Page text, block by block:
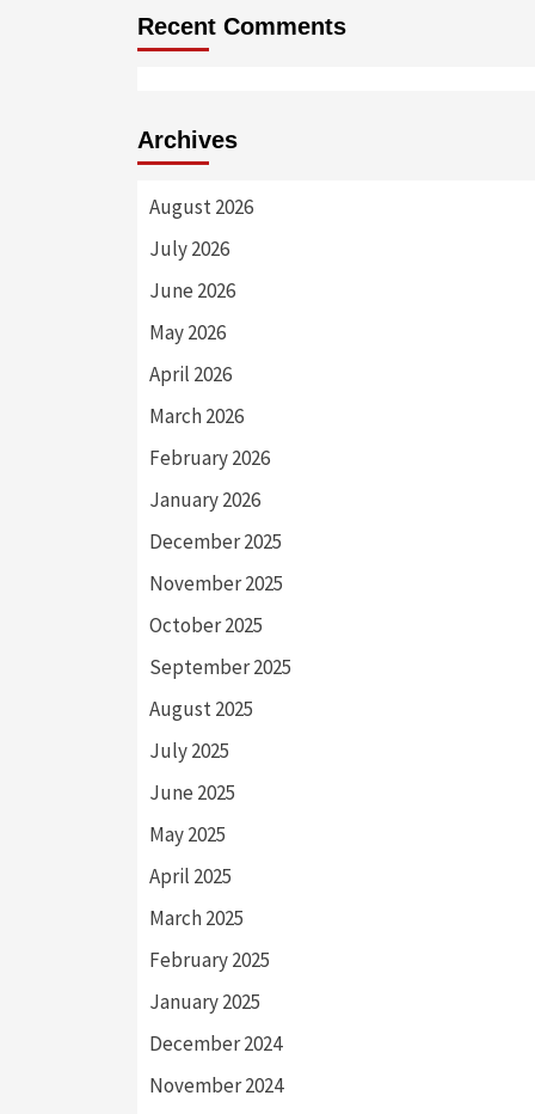
Recent Comments
Archives
August 2026
July 2026
June 2026
May 2026
April 2026
March 2026
February 2026
January 2026
December 2025
November 2025
October 2025
September 2025
August 2025
July 2025
June 2025
May 2025
April 2025
March 2025
February 2025
January 2025
December 2024
November 2024